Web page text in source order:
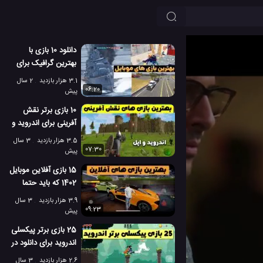
دانلود 10 بازی با
بهترین گرافیک برای
اندروید و اپل (لیست
جدید)
3.1 هزار بازدید
2 سال
پیش
06:20
10 بازی برتر نقش
آفرینی برای اندروید و
اپل 1402 [آفلاین]
3.5 هزار بازدید
3 سال
پیش
07:30
15 بازی آفلاین موبایل
1402 که باید حتما
نصب کنید [اندروید و
اپل]
3.9 هزار بازدید
3 سال
پیش
09:23
25 بازی برتر پیکسلی
اندروید برای دانلود در
سال 1402
2.6 هزار بازدید
3 سال